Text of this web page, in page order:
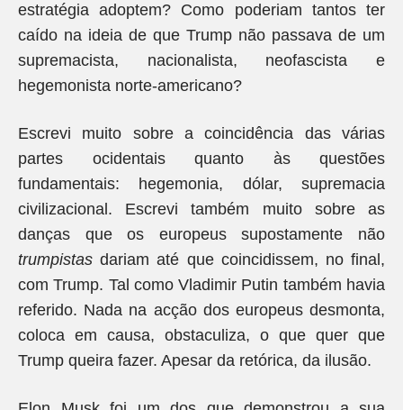
estratégia adoptem? Como poderiam tantos ter
caído na ideia de que Trump não passava de um
supremacista, nacionalista, neofascista e
hegemonista norte-americano?
Escrevi muito sobre a coincidência das várias
partes ocidentais quanto às questões
fundamentais: hegemonia, dólar, supremacia
civilizacional. Escrevi também muito sobre as
danças que os europeus supostamente não
trumpistasdariam até que coincidissem, no final,
com Trump. Tal como Vladimir Putin também havia
referido. Nada na acção dos europeus desmonta,
coloca em causa, obstaculiza, o que quer que
Trump queira fazer. Apesar da retórica, da ilusão.